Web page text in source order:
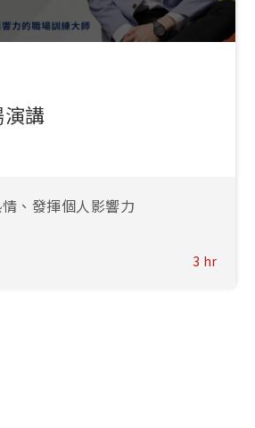
講
、發揮個人影響力
3 hr